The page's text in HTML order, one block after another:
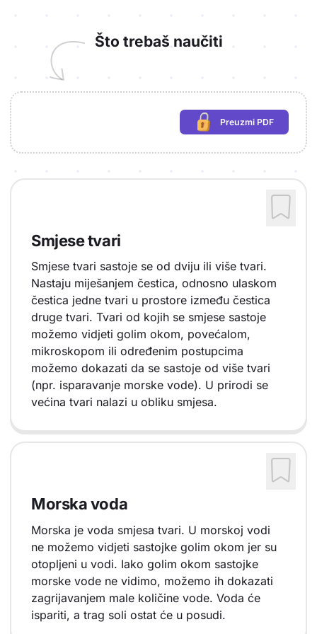
Što trebaš naučiti
Preuzmi PDF
(potrebna prijava)
Smjese tvari
Smjese tvari sastoje se od dviju ili više tvari.
Nastaju miješanjem čestica, odnosno ulaskom
čestica jedne tvari u prostore između čestica
druge tvari. Tvari od kojih se smjese sastoje
možemo vidjeti golim okom, povećalom,
mikroskopom ili određenim postupcima
možemo dokazati da se sastoje od više tvari
(npr. isparavanje morske vode). U prirodi se
većina tvari nalazi u obliku smjesa.
Morska voda
Morska je voda smjesa tvari. U morskoj vodi
ne možemo vidjeti sastojke golim okom jer su
otopljeni u vodi. Iako golim okom sastojke
morske vode ne vidimo, možemo ih dokazati
zagrijavanjem male količine vode. Voda će
ispariti, a trag soli ostat će u posudi.